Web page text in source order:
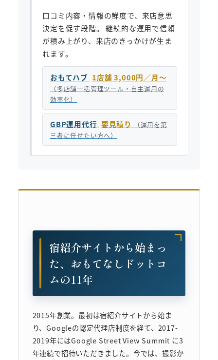
口コミ内容・情報の鮮度で、来店意思
決定を促す段階。 継続的な運用で信頼
が積み上がり、来店のきっかけが生ま
れます。
おもてハブ 1店舗 3,000円／月〜
（多店舗一括管理ツール・自主運用の
効率化）
GBP運用代行 要見積り
（運用を第
三者に任せたい方へ）
宿紹介サイトから始まっ
た、おもてなしドットコ
ムの11年
2015年創業。最初は宿紹介サイトから始ま
り、Googleの認定代理店制度を経て、2017-
2019年にはGoogle Street View Summit に3
年連続で招待いただきました。今では、撮影か